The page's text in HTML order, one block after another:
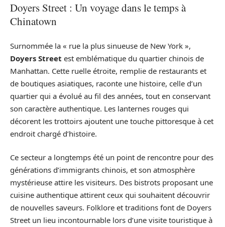
Doyers Street : Un voyage dans le temps à
Chinatown
Surnommée la « rue la plus sinueuse de New York »,
Doyers Street est emblématique du quartier chinois de
Manhattan. Cette ruelle étroite, remplie de restaurants et
de boutiques asiatiques, raconte une histoire, celle d’un
quartier qui a évolué au fil des années, tout en conservant
son caractère authentique. Les lanternes rouges qui
décorent les trottoirs ajoutent une touche pittoresque à cet
endroit chargé d’histoire.
Ce secteur a longtemps été un point de rencontre pour des
générations d’immigrants chinois, et son atmosphère
mystérieuse attire les visiteurs. Des bistrots proposant une
cuisine authentique attirent ceux qui souhaitent découvrir
de nouvelles saveurs. Folklore et traditions font de Doyers
Street un lieu incontournable lors d’une visite touristique à